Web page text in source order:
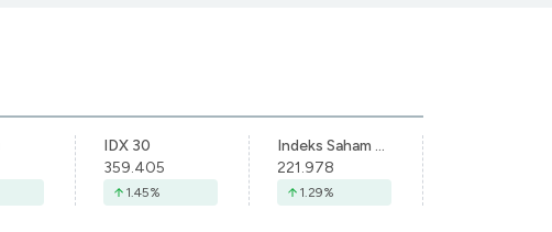
IDX 30
359.405
1.45%
Indeks Saham Syariah Indonesia
221.978
1.29%